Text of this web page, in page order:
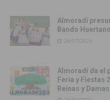
Almoradí
Bando Huertano
26/07/2026
Almoradí da el
Feria y Fiestas
Reinas y Damas